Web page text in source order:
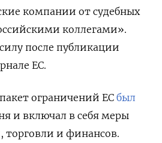
компании от судебных
коллегами».
после публикации
ЕС.
ограничений ЕС был
и включал в себя меры
торговли и финансов.